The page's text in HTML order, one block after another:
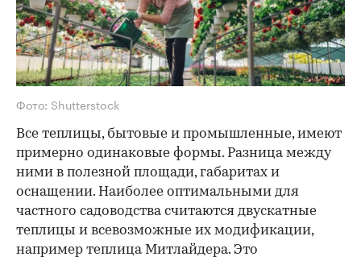
Фото: Shutterstock
Все теплицы, бытовые и промышленные, имеют
примерно одинаковые формы. Разница между
ними в полезной площади, габаритах и
оснащении. Наиболее оптимальными для
частного садоводства считаются двускатные
теплицы и всевозможные их модификации,
например теплица Митлайдера. Это